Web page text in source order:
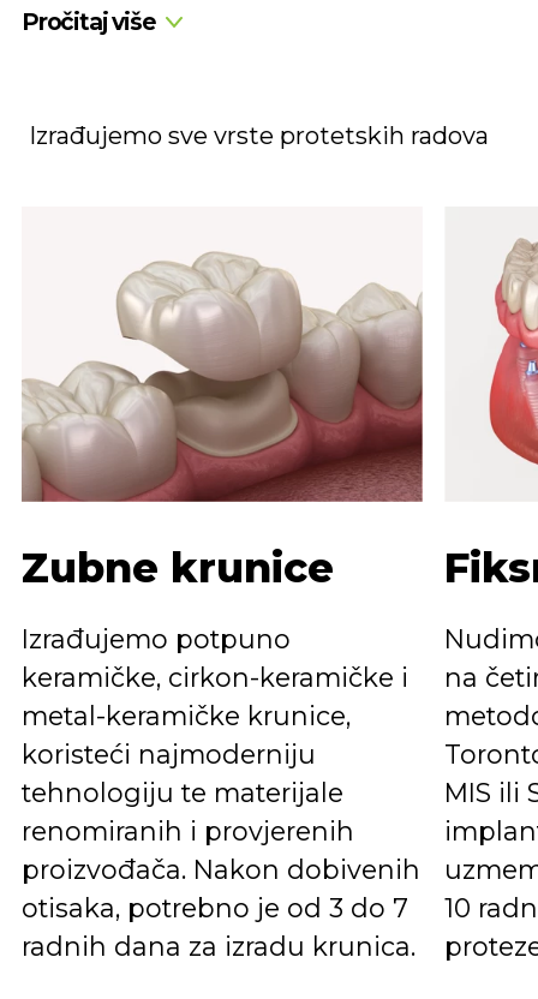
Pročitaj više
Izrađujemo sve vrste protetskih radova
Zubne krunice
Izrađujemo potpuno
keramičke, cirkon-keramičke i
metal-keramičke krunice,
koristeći najmoderniju
tehnologiju te materijale
renomiranih i provjerenih
proizvođača. Nakon dobivenih
otisaka, potrebno je od 3 do 7
radnih dana za izradu krunica.
na
MIS ili
10